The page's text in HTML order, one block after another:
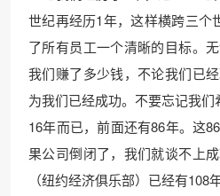
世纪再经历1年，这样横跨三个
了所有员工一个清晰的目标。
我们赚了多少钱，不论我们已
为我们已经成功。不要忘记我
16年而已，前面还有86年。这
果公司倒闭了，我们就谈不上
（纽约经济俱乐部）已经有